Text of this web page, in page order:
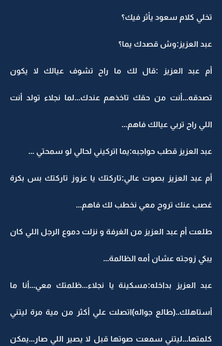
تخلي كلام سعود يأثر فيك؟
عبد العزيز:وش قصدك يما؟
أم عبد العزيز :قال لك ما راح تشوف عيالك لا يكون
تصدقه...أنت من حقك تاخذهم عندك...لما نجلاء تولد أنت
اللي راح تربي عيالك فاهم...
عبد العزيز قطب حواجبه:يما اتركيني لحالي لو سمحتي ...
أم عبد العزيز بصوت عالي:تاركتك يا عزوز تاركتك بس بكرة
غصب عنك تروح معي نخطب لك فاهم...
طلعت أم عبد العزيز من الغرفة و نزلت دموع الرجل اللي كان
يبكي زوجته عشان أمه الظالمة...
عبد العزيز بداخله:مسكينة يا نجلاء...ظلمتك معي...أنا ما
أستاهلك..(طالع جواله)اتصلت علي أكثر من مية مرة ليتني
كلمتها...ليتني سمعت صوتها قبل لا يصير اللي صار...يمكن